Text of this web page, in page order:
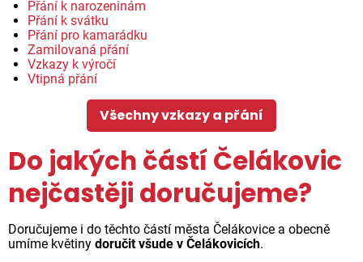
Přání k narozeninám
Přání k svátku
Přání pro kamarádku
Zamilovaná přání
Vzkazy k výročí
Vtipná přání
Všechny vzkazy a přání
Do jakých částí Čelákovic
nejčastěji doručujeme?
Doručujeme i do těchto částí města Čelákovice a obecně
umíme květiny doručit všude v Čelákovicích.